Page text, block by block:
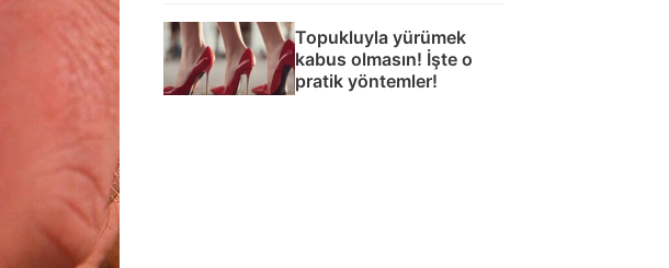
Topukluyla yürümek
kabus olmasın! İşte o
pratik yöntemler!